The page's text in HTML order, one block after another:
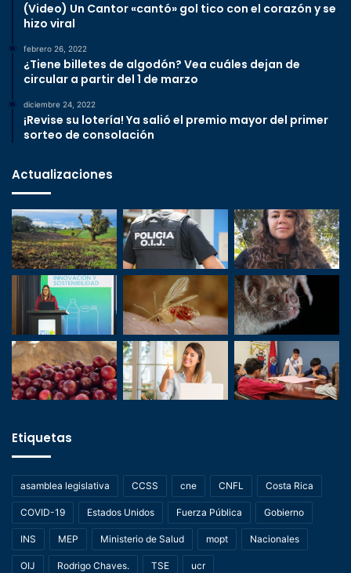
(Video) Un Cantor «cantó» gol tico con el corazón y se
hizo viral
febrero 26, 2022
¿Tiene billetes de algodón? Vea cuáles dejan de
circular a partir del 1 de marzo
diciembre 24, 2022
¡Revise su lotería! Ya salió el premio mayor del primer
sorteo de consolación
Actualizaciones
Etiquetas
asamblea legislativa CCSS cne CNFL Costa Rica
COVID-19 Estados Unidos Fuerza Pública Gobierno
INS MEP Ministerio de Salud mopt Nacionales
OIJ Rodrigo Chaves. TSE ucr